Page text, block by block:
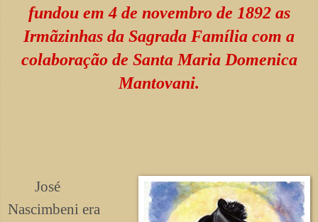
fundou em 4 de novembro de 1892 as
Irmãzinhas da Sagrada Família com a
colaboração de Santa Maria Domenica
Mantovani.
José
Nascimbeni era